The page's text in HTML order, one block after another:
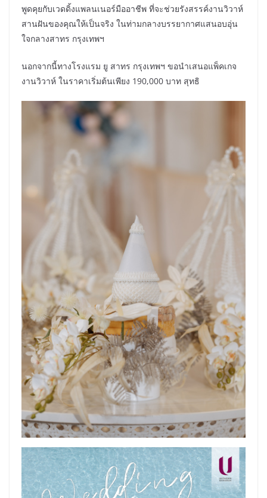
พูดคุยกับเวดดิ้งแพลนเนอร์มืออาชีพ ที่จะช่วยรังสรรค์งานวิวาห์
สานฝันของคุณให้เป็นจริง ในท่ามกลางบรรยากาศแสนอบอุ่น
ใจกลางสาทร กรุงเทพฯ
นอกจากนี้ทางโรงแรม ยู สาทร กรุงเทพฯ ขอนำเสนอแพ็คเกจ
งานวิวาห์ ในราคาเริ่มต้นเพียง 190,000 บาท สุทธิ